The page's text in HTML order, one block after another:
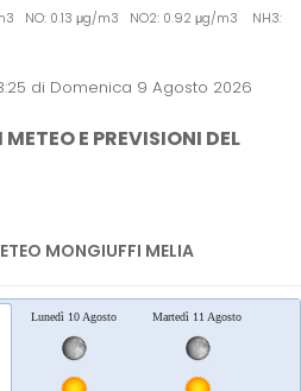
NO: 0.13 μg/m3 NO2: 0.92 μg/m3 NH3:
di Domenica 9 Agosto 2026
E PREVISIONI DEL
MONGIUFFI MELIA
Lunedì 10 Agosto Martedì 11 Agosto